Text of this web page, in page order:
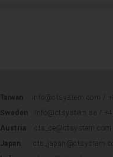
Taiwan info@ctsystem.com /
Sweden
info@ctsystem.se
Austria
cts_ce@ctsystem.com
Japan